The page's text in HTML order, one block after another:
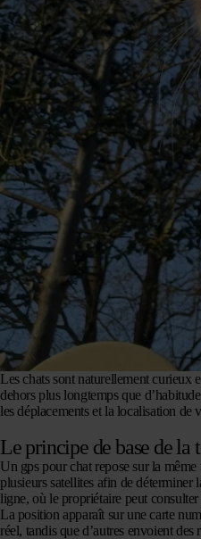
Les chats sont naturellement curieux
dehors plus longtemps que
les déplacements et la localisation
Le principe de base de la
Un gps pour chat repose sur la
plusieurs satellites afin de
ligne, où le propriétaire peut
La position apparaît sur une carte
réel, tandis que d’autres envoient